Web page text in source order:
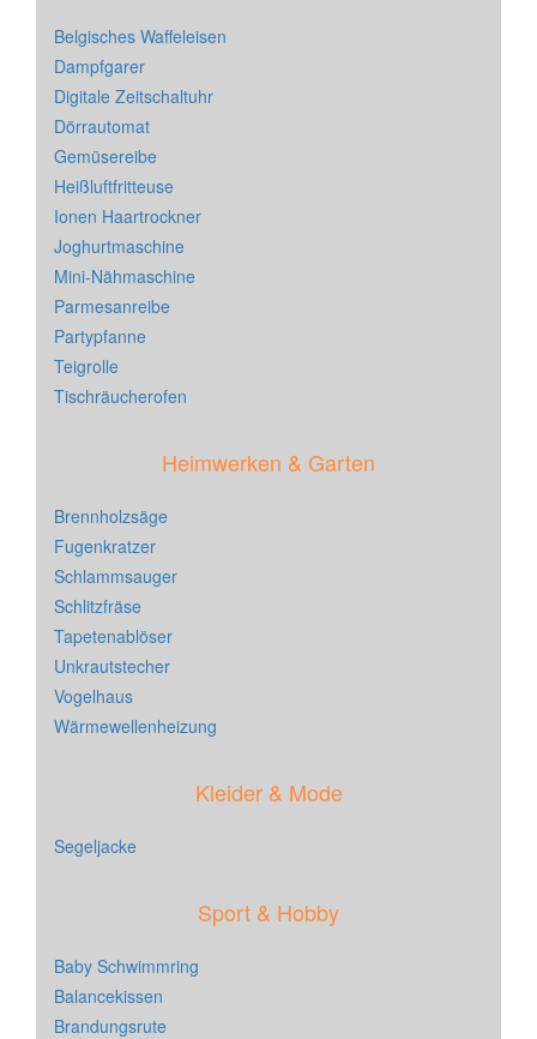
Belgisches Waffeleisen
Dampfgarer
Digitale Zeitschaltuhr
Dörrautomat
Gemüsereibe
Heißluftfritteuse
Ionen Haartrockner
Joghurtmaschine
Mini-Nähmaschine
Parmesanreibe
Partypfanne
Teigrolle
Tischräucherofen
Heimwerken & Garten
Brennholzsäge
Fugenkratzer
Schlammsauger
Schlitzfräse
Tapetenablöser
Unkrautstecher
Vogelhaus
Wärmewellenheizung
Kleider & Mode
Segeljacke
Sport & Hobby
Baby Schwimmring
Balancekissen
Brandungsrute